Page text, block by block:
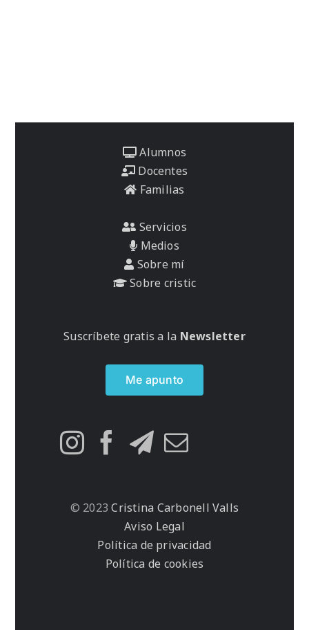
Alumnos
Docentes
Familias
Servicios
Medios
Sobre mí
Sobre cristic
Suscríbete gratis a la Newsletter
Me apunto
© 2023 Cristina Carbonell Valls
Aviso Legal
Política de privacidad
Política de cookies